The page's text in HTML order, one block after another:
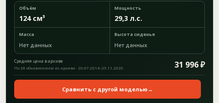
Объём
124 см³
Мощность
29,3 л.с.
Масса
Нет данных
Высота сиденья
Нет данных
Средняя цена в архиве 31 996 ₽
По 28 объявлениям из архива · 20.07.2014–25.11.2020
Сравнить с другой моделью →